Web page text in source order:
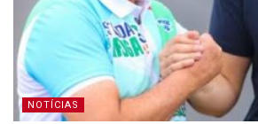
NOTÍCIAS